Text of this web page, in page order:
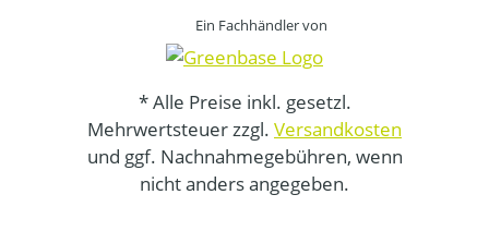
Ein Fachhändler von
* Alle Preise inkl. gesetzl.
Mehrwertsteuer zzgl. Versandkosten
und ggf. Nachnahmegebühren, wenn
nicht anders angegeben.